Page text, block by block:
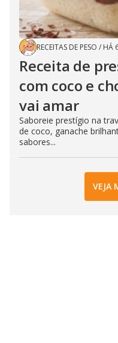
RECEITAS DE PESO / HÁ
Receita de
com coco e
vai amar
Saboreie prestígio na
de coco, ganache
sabores...
VEJA